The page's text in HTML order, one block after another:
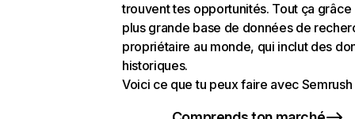
trouvent tes opportunités. Tout ça grâce
plus grande base de données de
propriétaire au monde, qui inclut des
historiques.
Voici ce que tu peux faire avec Semrush